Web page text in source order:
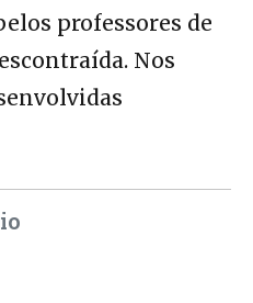
professores de
Nos